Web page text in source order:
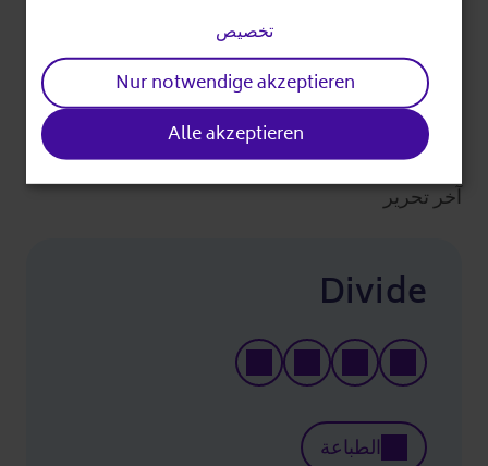
معلومات إضافية
التكاليف:
هذا الحدث مجاني.
آخر تحرير
Divide
الطباعة
تخصيص
Nur notwendige akzeptieren
Alle akzeptieren